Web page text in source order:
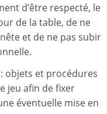
d’être respecté, le
de la table, de ne
et de ne pas subir
objets et procédures
jeu afin de fixer
éventuelle mise en